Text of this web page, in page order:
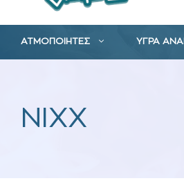
ΑΤΜΟΠΟΙΗΤΕΣ ΥΓΡΑ
NIXX